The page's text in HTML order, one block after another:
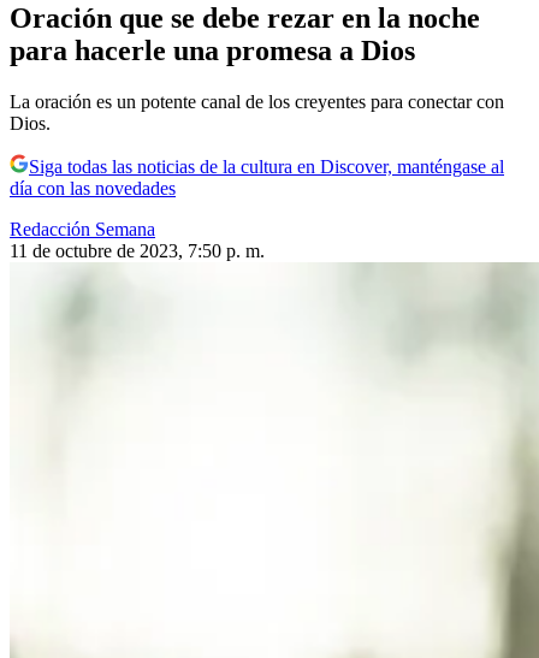
Oración que se debe rezar en la noche
para hacerle una promesa a Dios
La oración es un potente canal de los creyentes para conectar con
Dios.
Siga todas las noticias de la cultura en Discover, manténgase al
día con las novedades
Redacción Semana
11 de octubre de 2023, 7:50 p. m.